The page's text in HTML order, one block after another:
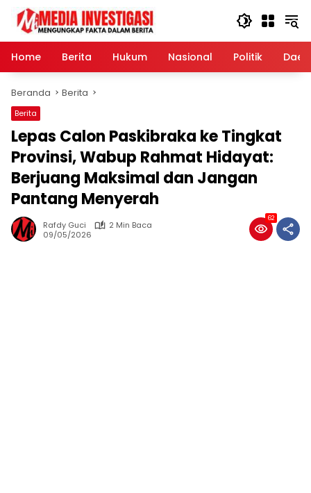
Langsung
konten
Home
Berita Hukum Nasional Politik
Beranda Berita
Berita
Lepas Calon Paskibraka ke Tingkat
Provinsi, Wabup Rahmat Hidayat:
Berjuang Maksimal dan Jangan
Pantang Menyerah
Rafdy Guci
2 Min Baca
09/05/2026
62